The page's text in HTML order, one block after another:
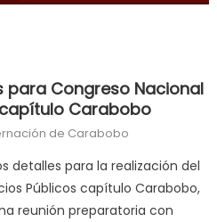
para Congreso Nacional
Carabobo
de Carabobo
detalles para la realización del
Públicos capítulo Carabobo,
reunión preparatoria con